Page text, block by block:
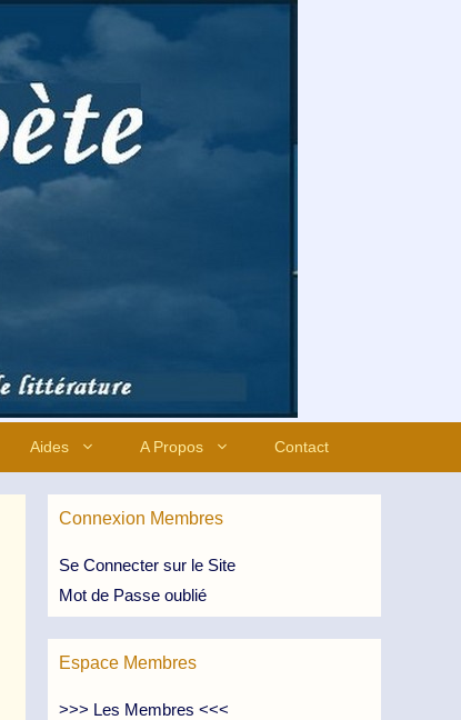
Aides A Propos Contact
Connexion Membres
Se Connecter sur le Site
Mot de Passe oublié
Espace Membres
>>> Les Membres <<<